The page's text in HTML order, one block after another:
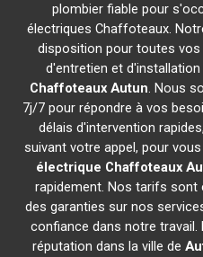
plombier fiable pour
électriques Chaffoteaux.
disposition pour toutes
d'entretien et d'installation
Chaffoteaux Autun. Nous
7j/7 pour répondre à vos
délais d'intervention
suivant votre appel, pour
électrique Chaffoteaux
rapidement. Nos tarifs
des garanties sur nos
confiance dans notre
réputation dans la ville de